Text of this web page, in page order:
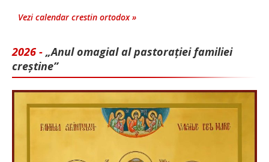
Vezi calendar crestin ortodox »
2026 - „Anul omagial al pastorației familiei
creștine”